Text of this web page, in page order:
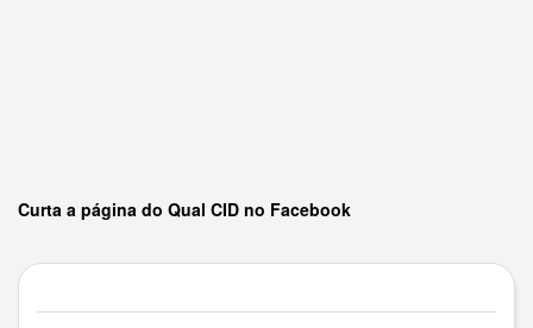
Curta a página do Qual CID no Facebook